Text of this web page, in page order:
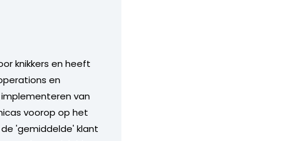
knikkers en heeft
en
van
voorop op het
'gemiddelde' klant